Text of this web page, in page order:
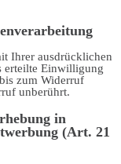
Ihrer ausdrücklichen
erteilte Einwilligung
zum Widerruf
unberührt.
in
(Art. 21